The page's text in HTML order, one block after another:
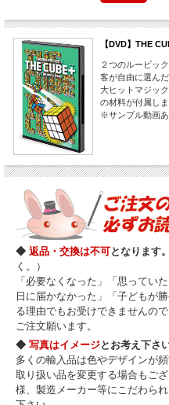
【DVD】THE
２つのルービッ
客が自由に選ん
大ヒットマジッ
の材料が付属しま
※サンプル動画あ
◆ 返品・交換は不可となります。
く。）
「必要なくなった」「思ってい
日に届かなかった」「子どもが
る理由でもお受けできませんの
ご注文願います。
◆ 写真はイメージとお考え下さい
多くの輸入品は色やデザインが
取り扱い品を変更する場合もご
様、製造メーカー等にこだわら